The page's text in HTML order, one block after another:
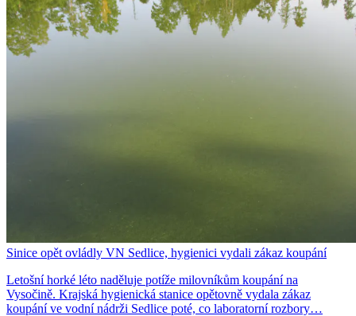
Sinice opět ovládly VN Sedlice, hygienici vydali zákaz koupání
Letošní horké léto naděluje potíže milovníkům koupání na
Vysočině. Krajská hygienická stanice opětovně vydala zákaz
koupání ve vodní nádrži Sedlice poté, co laboratorní rozbory…